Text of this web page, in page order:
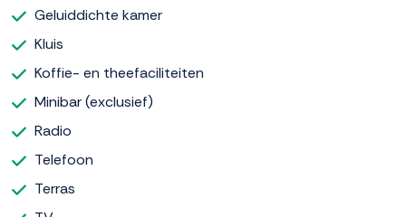
Geluiddichte kamer
Kluis
Koffie- en theefaciliteiten
Minibar (exclusief)
Radio
Telefoon
Terras